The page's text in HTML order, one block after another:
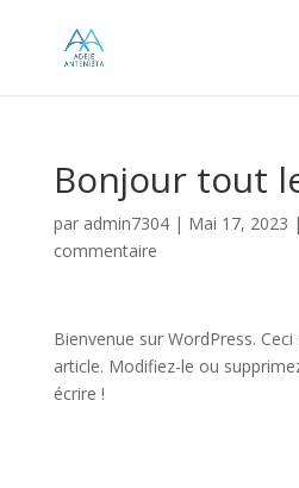
Bonjour tout
par admin7304| Mai 17, 2023 |
commentaire
Bienvenue sur WordPress.
article. Modifiez-le ou
écrire !